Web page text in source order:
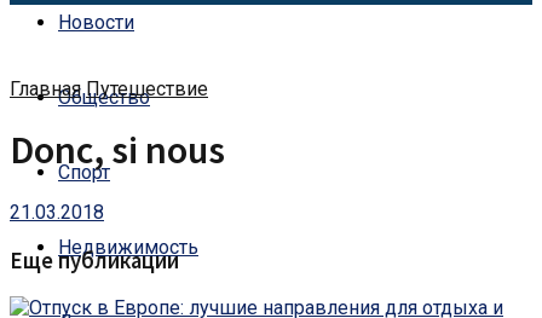
Новости
Общество
Спорт
Недвижимость
Главная Путешествие
Donc, si nous
21.03.2018
Еще публикации